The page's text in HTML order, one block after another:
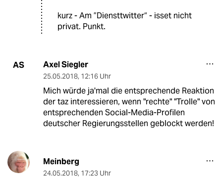
kurz - Am ”Diensttwitter“ - isset nicht
privat. Punkt.
AS Axel Siegler
25.05.2018, 12:16 Uhr
Mich würde ja'mal die entsprechende Reaktion
der taz interessieren, wenn "rechte" "Trolle" von
entsprechenden Social-Media-Profilen
deutscher Regierungsstellen geblockt werden!
Meinberg
24.05.2018, 17:23 Uhr